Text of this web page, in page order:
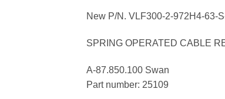
New P/N. VLF300-2-972H4-63-
SPRING OPERATED CABLE
A-87.850.100 Swan
Part number: 25109